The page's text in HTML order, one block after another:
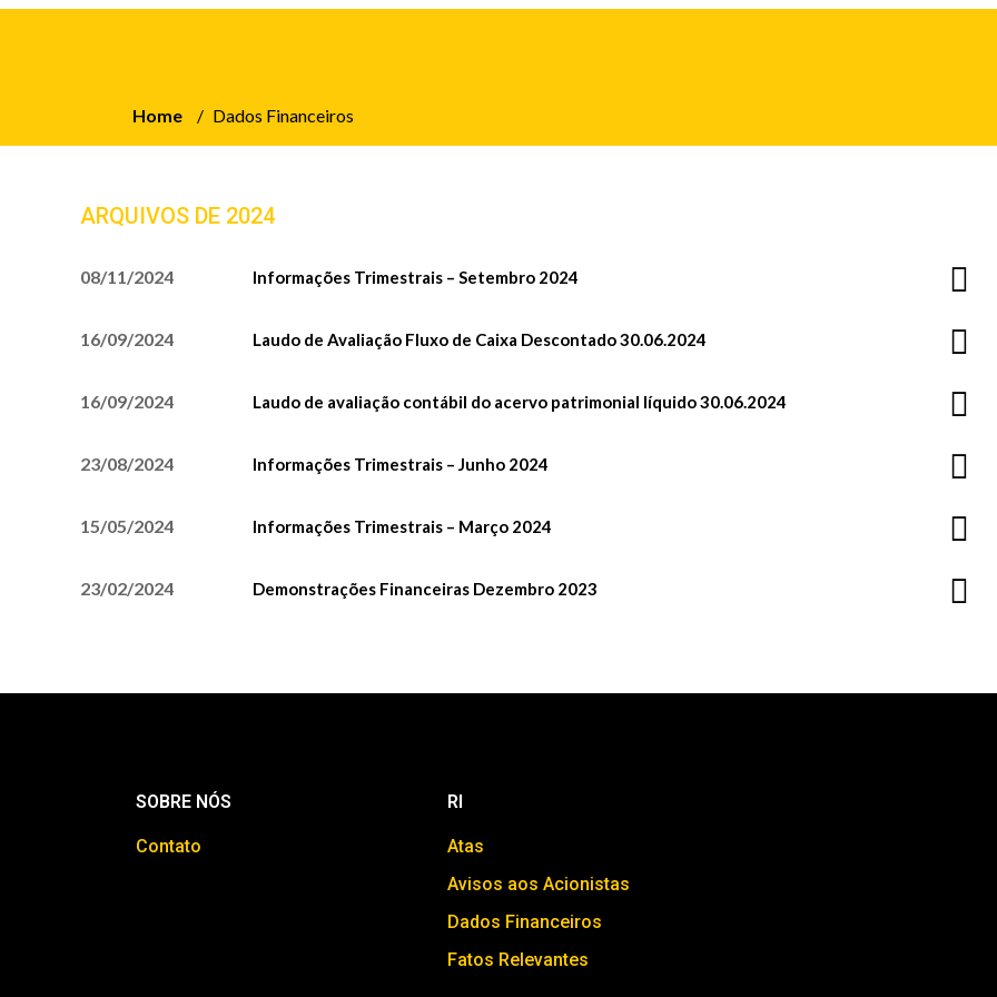
Home / Dados Financeiros
ARQUIVOS DE 2024
08/11/2024 Informações Trimestrais – Setembro 2024
16/09/2024 Laudo de Avaliação Fluxo de Caixa Descontado 30.06.2024
16/09/2024 Laudo de avaliação contábil do acervo patrimonial líquido 30.06.2024
23/08/2024 Informações Trimestrais – Junho 2024
15/05/2024 Informações Trimestrais – Março 2024
23/02/2024 Demonstrações Financeiras Dezembro 2023
SOBRE NÓS
Contato
RI
Atas
Avisos aos Acionistas
Dados Financeiros
Fatos Relevantes